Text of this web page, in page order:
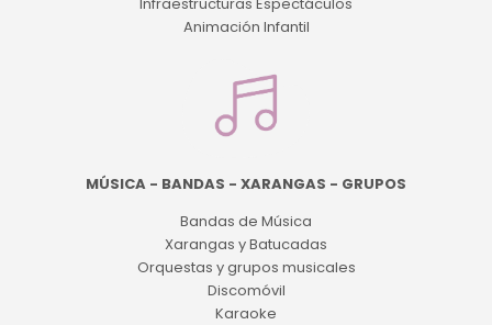
Animación Infantil
MÚSICA - BANDAS - XARANGAS - GRUPOS
Bandas de Música
Xarangas y Batucadas
Orquestas y grupos musicales
Discomóvil
Karaoke